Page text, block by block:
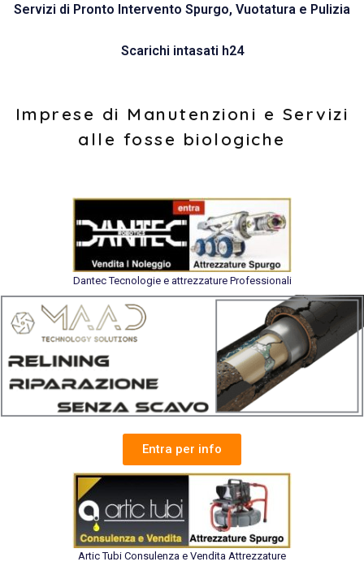
Servizi di Pronto Intervento Spurgo, Vuotatura e Pulizia
Scarichi intasati h24
Imprese di Manutenzioni e Servizi
alle fosse biologiche
Dantec Tecnologie e attrezzature Professionali
Entra per info
Artic Tubi Consulenza e Vendita Attrezzature